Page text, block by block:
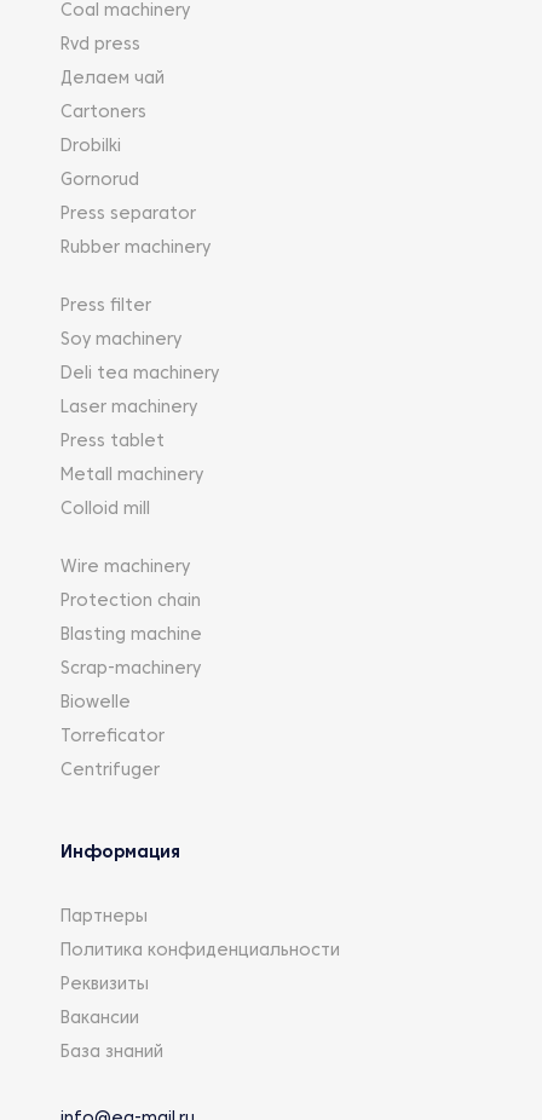
Coal machinery
Rvd press
Делаем чай
Cartoners
Drobilki
Gornorud
Press separator
Rubber machinery
Press filter
Soy machinery
Deli tea machinery
Laser machinery
Press tablet
Metall machinery
Colloid mill
Wire machinery
Protection chain
Blasting machine
Scrap-machinery
Biowelle
Torreficator
Centrifuger
Информация
Партнеры
Политика конфиденциальности
Реквизиты
Вакансии
База знаний